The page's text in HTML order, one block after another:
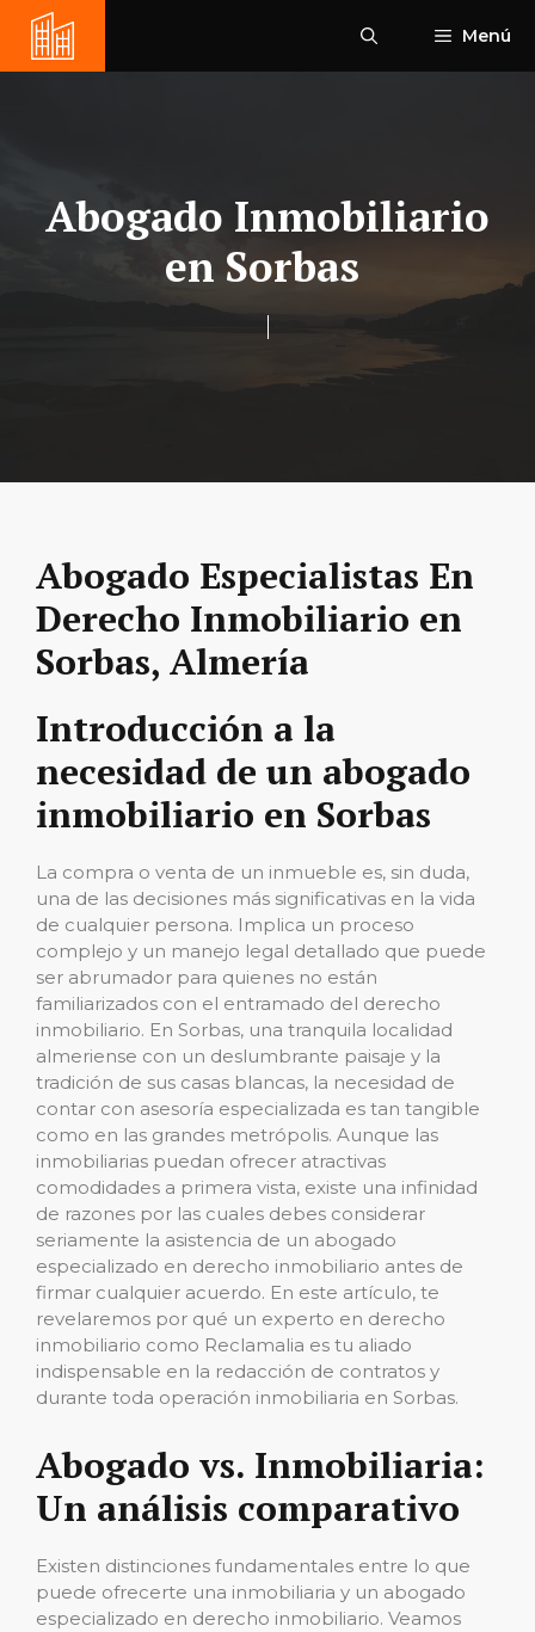
Saltar
contenido
Menú
Abogado Inmobiliario
en Sorbas
Abogado Especialistas En
Derecho Inmobiliario en
Sorbas, Almería
Introducción a la
necesidad de un abogado
inmobiliario en Sorbas
La compra o venta de un inmueble es, sin duda,
una de las decisiones más significativas en la vida
de cualquier persona. Implica un proceso
complejo y un manejo legal detallado que puede
ser abrumador para quienes no están
familiarizados con el entramado del derecho
inmobiliario. En Sorbas, una tranquila localidad
almeriense con un deslumbrante paisaje y la
tradición de sus casas blancas, la necesidad de
contar con asesoría especializada es tan tangible
como en las grandes metrópolis. Aunque las
inmobiliarias puedan ofrecer atractivas
comodidades a primera vista, existe una infinidad
de razones por las cuales debes considerar
seriamente la asistencia de un abogado
especializado en derecho inmobiliario antes de
firmar cualquier acuerdo. En este artículo, te
revelaremos por qué un experto en derecho
inmobiliario como Reclamalia es tu aliado
indispensable en la redacción de contratos y
durante toda operación inmobiliaria en Sorbas.
Abogado vs. Inmobiliaria:
Un análisis comparativo
Existen distinciones fundamentales entre lo que
puede ofrecerte una inmobiliaria y un abogado
especializado en derecho inmobiliario. Veamos